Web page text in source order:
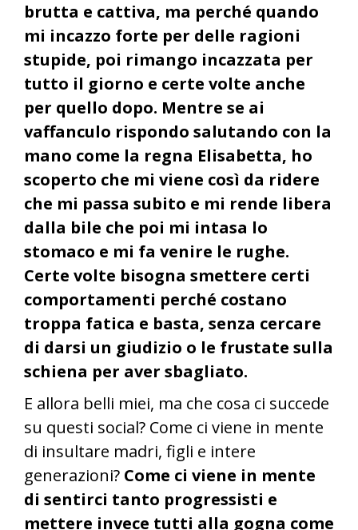
brutta e cattiva, ma perché quando
mi incazzo forte per delle ragioni
stupide, poi rimango incazzata per
tutto il giorno e certe volte anche
per quello dopo. Mentre se ai
vaffanculo rispondo salutando con la
mano come la regna Elisabetta, ho
scoperto che mi viene così da ridere
che mi passa subito e mi rende libera
dalla bile che poi mi intasa lo
stomaco e mi fa venire le rughe.
Certe volte bisogna smettere certi
comportamenti perché costano
troppa fatica e basta, senza cercare
di darsi un giudizio o le frustate sulla
schiena per aver sbagliato.
E allora belli miei, ma che cosa ci succede
su questi social? Come ci viene in mente
di insultare madri, figli e intere
generazioni? Come ci viene in mente
di sentirci tanto progressisti e
mettere invece tutti alla gogna come